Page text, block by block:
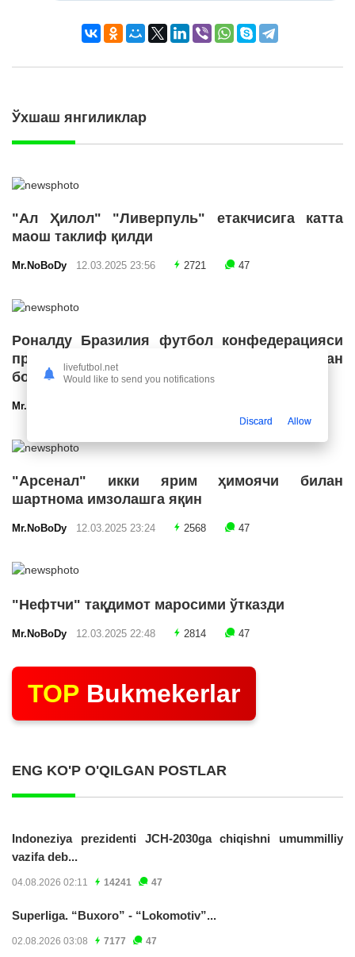
Ўхшаш янгиликлар
"Ал Ҳилол" "Ливерпуль" етакчисига катта
маош таклиф қилди
Mr.NoBoDy 12.03.2025 23:56 2721 47
Роналду Бразилия футбол конфедерацияси
президенти лавозимига номзодини қўйишдан
бош тортди
Mr.NoBoDy
"Арсенал" икки ярим ҳимоячи билан
шартнома имзолашга яқин
Mr.NoBoDy 12.03.2025 23:24 2568 47
"Нефтчи" тақдимот маросими ўтказди
Mr.NoBoDy 12.03.2025 22:48 2814 47
TOP Bukmekerlar
ENG KO'P O'QILGAN POSTLAR
Indoneziya prezidenti JCH-2030ga chiqishni umummilliy
vazifa deb...
04.08.2026 02:11 14241 47
Superliga. “Buxoro” - “Lokomotiv”...
02.08.2026 03:08 7177 47
livefutbol.net
Would like to send you notifications
Discard Allow